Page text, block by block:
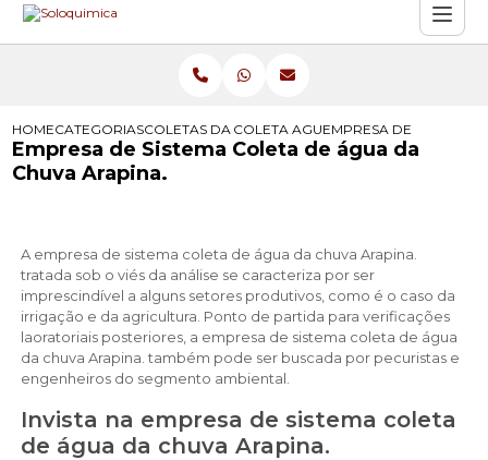
HOMECATEGORIASCOLETAS DA AGUA DA CHUVA
COLETA AGUA DE CHUVA
EMPRESA DE SISTEMA
Empresa de Sistema Coleta de água da
Chuva Arapina.
A empresa de sistema coleta de água da chuva Arapina.
tratada sob o viés da análise se caracteriza por ser
imprescindível a alguns setores produtivos, como é o caso da
irrigação e da agricultura. Ponto de partida para verificações
laoratoriais posteriores, a empresa de sistema coleta de água
da chuva Arapina. também pode ser buscada por pecuristas e
engenheiros do segmento ambiental.
Invista na empresa de sistema coleta
de água da chuva Arapina.